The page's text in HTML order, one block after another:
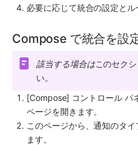
必要に応じて統合の設定とル
Compose で統合を設
該当する場合はこのセク
い。
[Compose] コントロール パ
ページを開きます。
このページから、通知のタ
ます。